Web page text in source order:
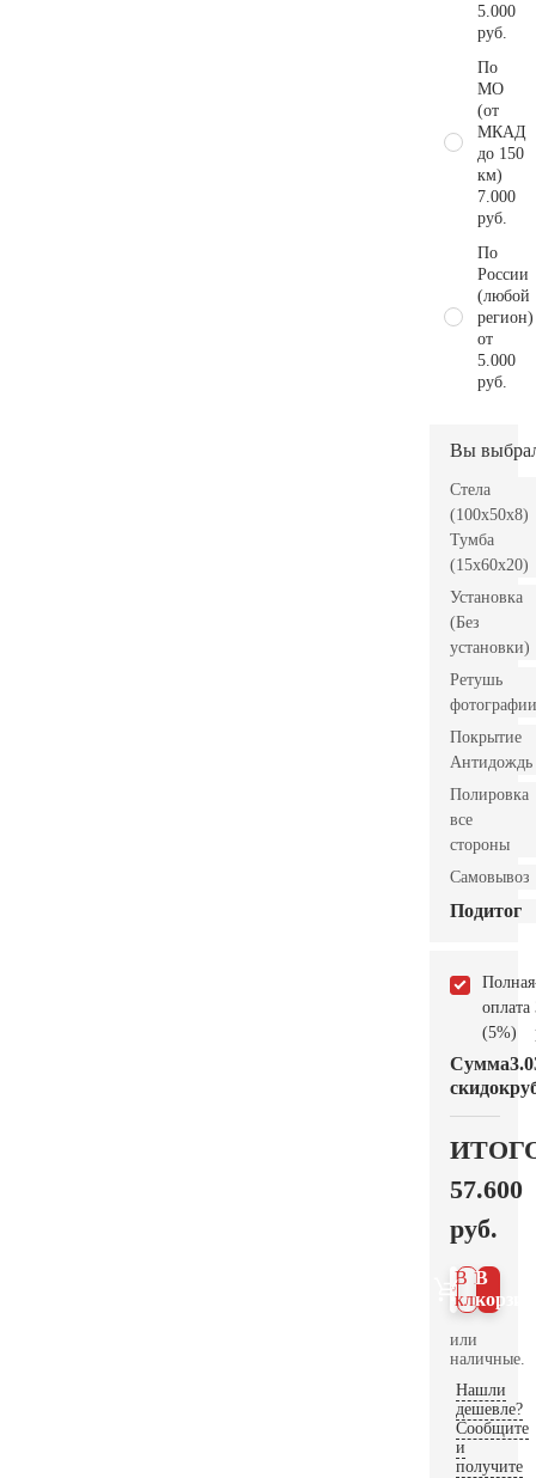
5.000
руб.
По
МО
(от
МКАД
до 150
км)
7.000
руб.
По
России
(любой
регион)
от
5.000
руб.
Вы
Стела
(100x50x8)
Тумба
(15x60x20)
Установка
(Без
установки)
Ретушь
фотографии
Покрытие
Антидождь
Полировка
все
стороны
Самовывоз
Подитог
Полная
оплата
(5%)
Сумма
скидок
57.600
руб.
В
В 1
клик
или
наличные.
Нашли
дешевле?
Сообщите
и
получите